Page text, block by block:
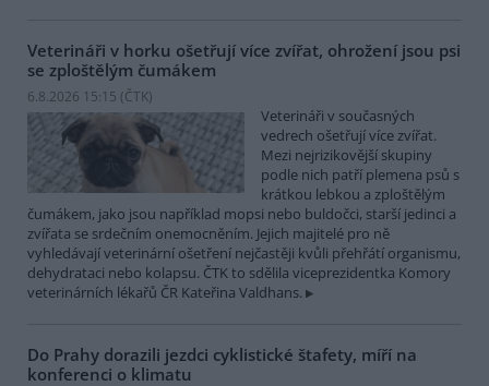
Veterináři v horku ošetřují více zvířat, ohrožení jsou psi
se zploštělým čumákem
6.8.2026 15:15 (ČTK)
Veterináři v současných
vedrech ošetřují více zvířat.
Mezi nejrizikovější skupiny
podle nich patří plemena psů s
krátkou lebkou a zploštělým
čumákem, jako jsou například mopsi nebo buldočci, starší jedinci a
zvířata se srdečním onemocněním. Jejich majitelé pro ně
vyhledávají veterinární ošetření nejčastěji kvůli přehřátí organismu,
dehydrataci nebo kolapsu. ČTK to sdělila viceprezidentka Komory
veterinárních lékařů ČR Kateřina Valdhans.
Do Prahy dorazili jezdci cyklistické štafety, míří na
konferenci o klimatu